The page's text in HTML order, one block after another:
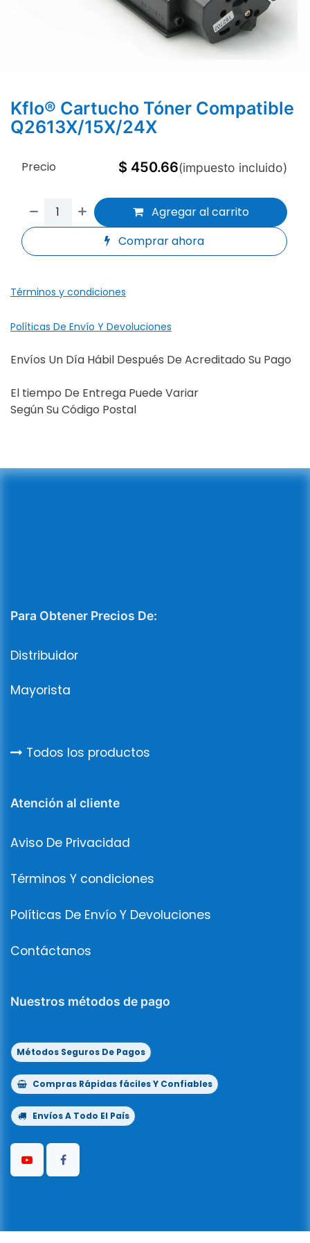
Kflo® Cartucho Tóner Compatible
Q2613X/15X/24X
Agregar al carrito
Comprar ahora
Precio $ 450.66(impuesto incluido)
Términos y condiciones
Políticas De Envío Y Devoluciones
Envíos Un Día Hábil Después De Acreditado Su Pago
El tiempo De Entrega Puede Variar
Según Su Código Postal
Para Obtener Precios De:
Distribuidor
Mayorista
Todos los productos
Atención al cliente
Aviso De Privacidad
Términos Y condiciones
Políticas De Envío Y Devoluciones
Contáctanos
Nuestros métodos de pago
Métodos Seguros De Pagos
Compras Rápidas fáciles Y Confiables
Envíos A Todo El País